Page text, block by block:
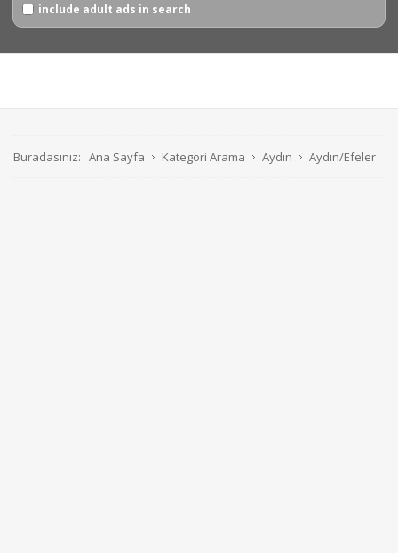
include adult ads in search
Buradasınız: Ana Sayfa Kategori Arama Aydın Aydın/Efeler